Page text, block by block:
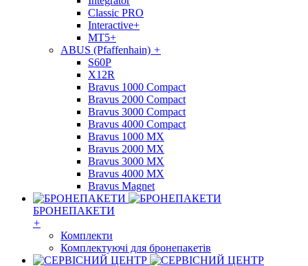
Classic PRO
Interactive+
MT5+
ABUS (Pfaffenhain) +
S60P
X12R
Bravus 1000 Compact
Bravus 2000 Compact
Bravus 3000 Compact
Bravus 4000 Compact
Bravus 1000 MX
Bravus 2000 MX
Bravus 3000 MX
Bravus 4000 MX
Bravus Magnet
БРОНЕПАКЕТИ
+
Комплекти
Комплектуючі для бронепакетів